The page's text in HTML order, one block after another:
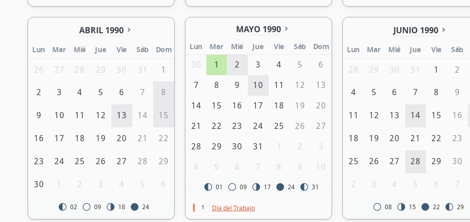
ABRIL 1990
Lun Mar Mié Jue Vie Sáb Dom
26 27 28 29 30 31 1
2 3 4 5 6 7 8
9 10 11 12 13 14 15
16 17 18 19 20 21 22
23 24 25 26 27 28 29
30 1 2 3 4 5 6
02 09 18 24
MAYO 1990
Lun Mar Mié Jue Vie Sáb
Dom
30
1 2 3 4 5 6
7 8 9 10 11 12 13
14 15 16 17 18 19 20
21 22 23 24 25 26 27
28 29 30 31 1 2 3
4 5 6 7 8 9 10
01 09 17 24 31
1 Día del Trabajo
JUNIO 1990
Lun Mar Mié Jue Vie Sáb
28 29 30 31 1 2
4 5 6 7 8 9
11 12 13 14 15 16
18 19 20 21 22 23
25 26 27 28 29 30
2 3 4 5 6 7
08 15 22 29